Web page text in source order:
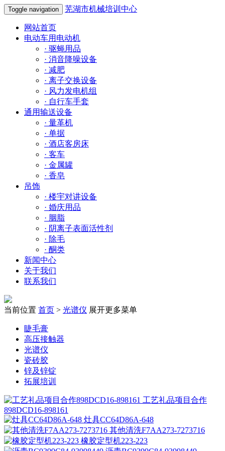
Toggle navigation 芜湖市机械培训中心
网站首页
电动车用电动机
· 驱蝇用品
· 消音降噪设备
· 减肥
· 离子交换设备
· 风力发电机组
· 自行车手套
通用输送设备
· 量革机
· 单据
· 酒店客房床
· 客车
· 金属罐
· 香皂
吊饰
· 楼宇对讲设备
· 婚庆用品
· 胭脂
· 阴离子表面活性剂
· 除毛
· 酮类
新闻中心
关于我们
联系我们
当前位置 首页 > 光谱仪 展开更多菜单
睫毛膏
高压接触器
光谱仪
瓷砖胶
锌及锌锭
拓展培训
工艺礼品项目合作
898DCD16-898161
灶具CC64D86A-648
其他清洗F7AA273-7273716
橡胶定型机223-223